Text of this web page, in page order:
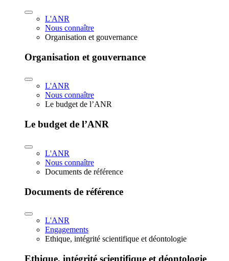
L'ANR
Nous connaître
Organisation et gouvernance
Organisation et gouvernance
L'ANR
Nous connaître
Le budget de l’ANR
Le budget de l’ANR
L'ANR
Nous connaître
Documents de référence
Documents de référence
L'ANR
Engagements
Ethique, intégrité scientifique et déontologie
Ethique, intégrité scientifique et déontologie